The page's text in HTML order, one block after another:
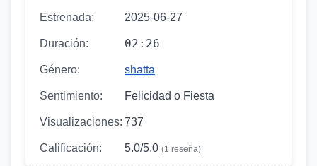
Estrenada: 2025-06-27
Duración: 02:26
Género: shatta
Sentimiento: Felicidad o Fiesta
Visualizaciones: 737
Calificación: 5.0/5.0 (1 reseña)